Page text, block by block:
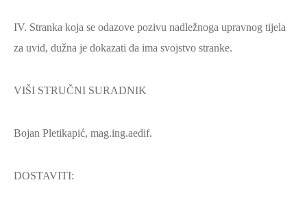
IV. Stranka koja se odazove pozivu nadležnoga upravnog tijela
za uvid, dužna je dokazati da ima svojstvo stranke.
VIŠI STRUČNI SURADNIK
Bojan Pletikapić, mag.ing.aedif.
DOSTAVITI: